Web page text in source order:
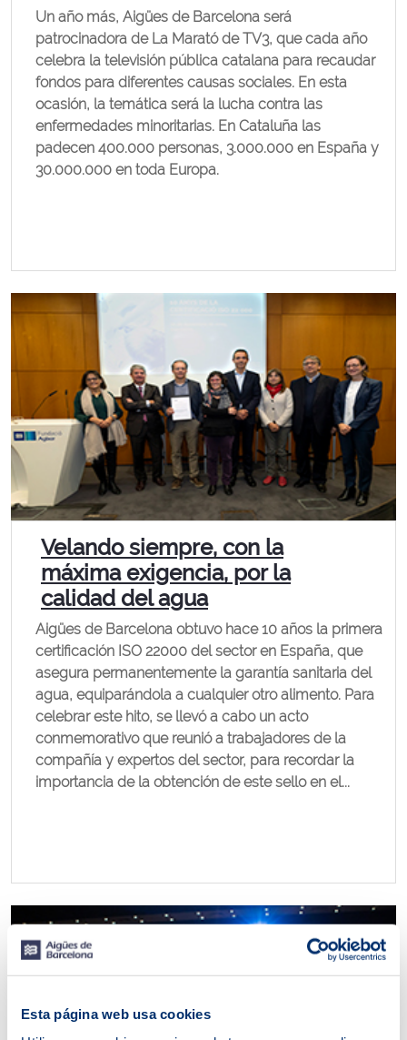
Esta página web usa cookies
Un año más, Aigües de Barcelona será
patrocinadora de La Marató de TV3, que cada año
celebra la televisión pública catalana para recaudar
fondos para diferentes causas sociales. En esta
ocasión, la temática será la lucha contra las
enfermedades minoritarias. En Cataluña las
padecen 400.000 personas, 3.000.000 en España y
30.000.000 en toda Europa.
Velando siempre, con la
máxima exigencia, por la
calidad del agua
Aigües de Barcelona obtuvo hace 10 años la primera
certificación ISO 22000 del sector en España, que
asegura permanentemente la garantía sanitaria del
agua, equiparándola a cualquier otro alimento. Para
celebrar este hito, se llevó a cabo un acto
conmemorativo que reunió a trabajadores de la
compañía y expertos del sector, para recordar la
importancia de la obtención de este sello en el...